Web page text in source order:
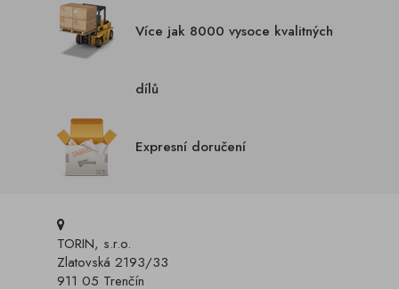
Více jak 8000 vysoce kvalitných
dílů
Expresní doručení
TORIN, s.r.o.
Zlatovská 2193/33
911 05 Trenčín